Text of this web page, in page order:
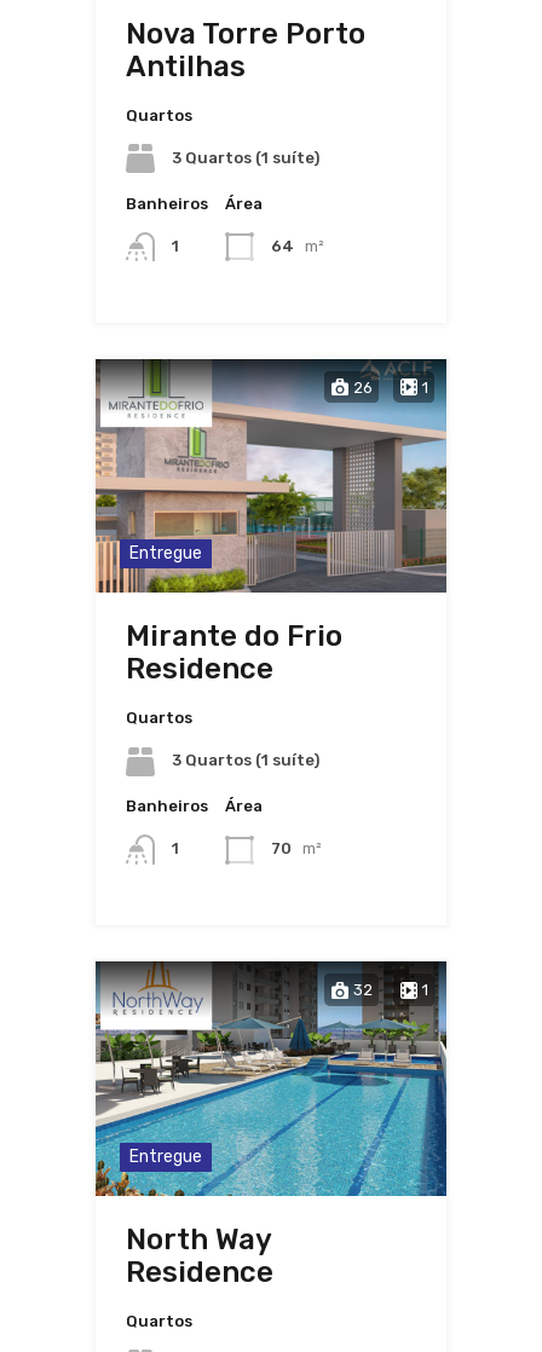
Nova Torre Porto
Antilhas
Quartos
3 Quartos (1 suíte)
Banheiros
1
Área
64 m²
26 1
Entregue
Mirante do Frio
Residence
Quartos
3 Quartos (1 suíte)
Banheiros
1
Área
70 m²
32 1
Entregue
North Way
Residence
Quartos